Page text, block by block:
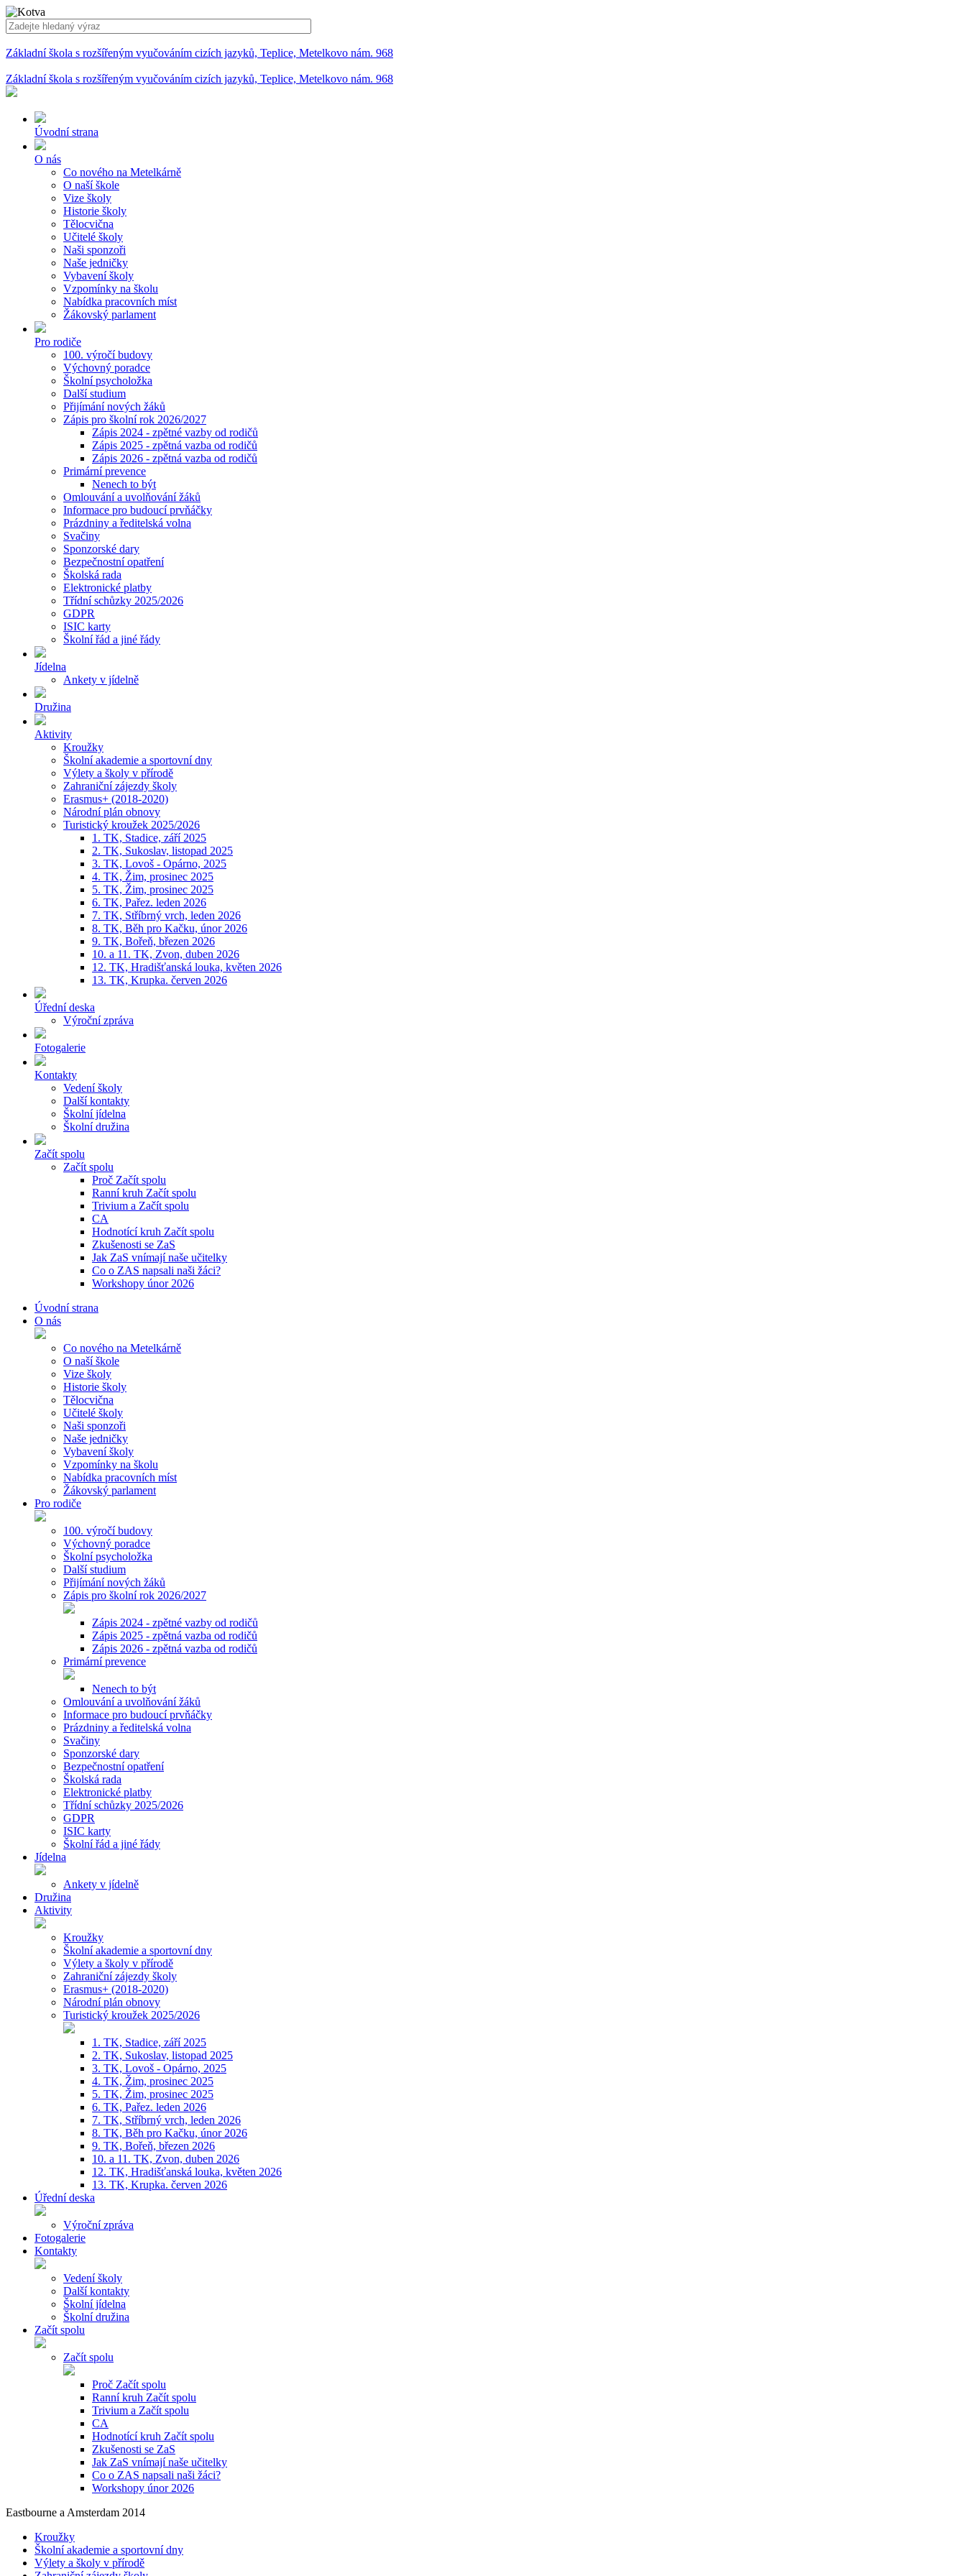
Základní škola s rozšířeným vyučováním cizích jazyků, Teplice, Metelkovo nám. 968
Základní škola s rozšířeným vyučováním cizích jazyků, Teplice, Metelkovo nám. 968
Úvodní strana
O nás
Co nového na Metelkárně
O naší škole
Vize školy
Historie školy
Tělocvična
Učitelé školy
Naši sponzoři
Naše jedničky
Vybavení školy
Vzpomínky na školu
Nabídka pracovních míst
Žákovský parlament
Pro rodiče
100. výročí budovy
Výchovný poradce
Školní psycholožka
Další studium
Přijímání nových žáků
Zápis pro školní rok 2026/2027
Zápis 2024 - zpětné vazby od rodičů
Zápis 2025 - zpětná vazba od rodičů
Zápis 2026 - zpětná vazba od rodičů
Primární prevence
Nenech to být
Omlouvání a uvolňování žáků
Informace pro budoucí prvňáčky
Prázdniny a ředitelská volna
Svačiny
Sponzorské dary
Bezpečnostní opatření
Školská rada
Elektronické platby
Třídní schůzky 2025/2026
GDPR
ISIC karty
Školní řád a jiné řády
Jídelna
Ankety v jídelně
Družina
Aktivity
Kroužky
Školní akademie a sportovní dny
Výlety a školy v přírodě
Zahraniční zájezdy školy
Erasmus+ (2018-2020)
Národní plán obnovy
Turistický kroužek 2025/2026
1. TK, Stadice, září 2025
2. TK, Sukoslav, listopad 2025
3. TK, Lovoš - Opárno, 2025
4. TK, Žim, prosinec 2025
5. TK, Žim, prosinec 2025
6. TK, Pařez. leden 2026
7. TK, Stříbrný vrch, leden 2026
8. TK, Běh pro Kačku, únor 2026
9. TK, Bořeň, březen 2026
10. a 11. TK, Zvon, duben 2026
12. TK, Hradišťanská louka, květen 2026
13. TK, Krupka. červen 2026
Úřední deska
Výroční zpráva
Fotogalerie
Kontakty
Vedení školy
Další kontakty
Školní jídelna
Školní družina
Začít spolu
Začít spolu
Proč Začít spolu
Ranní kruh Začít spolu
Trivium a Začít spolu
CA
Hodnotící kruh Začít spolu
Zkušenosti se ZaS
Jak ZaS vnímají naše učitelky
Co o ZAS napsali naši žáci?
Workshopy únor 2026
Úvodní strana
O nás
Co nového na Metelkárně
O naší škole
Vize školy
Historie školy
Tělocvična
Učitelé školy
Naši sponzoři
Naše jedničky
Vybavení školy
Vzpomínky na školu
Nabídka pracovních míst
Žákovský parlament
Pro rodiče
100. výročí budovy
Výchovný poradce
Školní psycholožka
Další studium
Přijímání nových žáků
Zápis pro školní rok 2026/2027
Zápis 2024 - zpětné vazby od rodičů
Zápis 2025 - zpětná vazba od rodičů
Zápis 2026 - zpětná vazba od rodičů
Primární prevence
Nenech to být
Omlouvání a uvolňování žáků
Informace pro budoucí prvňáčky
Prázdniny a ředitelská volna
Svačiny
Sponzorské dary
Bezpečnostní opatření
Školská rada
Elektronické platby
Třídní schůzky 2025/2026
GDPR
ISIC karty
Školní řád a jiné řády
Jídelna
Ankety v jídelně
Družina
Aktivity
Kroužky
Školní akademie a sportovní dny
Výlety a školy v přírodě
Zahraniční zájezdy školy
Erasmus+ (2018-2020)
Národní plán obnovy
Turistický kroužek 2025/2026
1. TK, Stadice, září 2025
2. TK, Sukoslav, listopad 2025
3. TK, Lovoš - Opárno, 2025
4. TK, Žim, prosinec 2025
5. TK, Žim, prosinec 2025
6. TK, Pařez. leden 2026
7. TK, Stříbrný vrch, leden 2026
8. TK, Běh pro Kačku, únor 2026
9. TK, Bořeň, březen 2026
10. a 11. TK, Zvon, duben 2026
12. TK, Hradišťanská louka, květen 2026
13. TK, Krupka. červen 2026
Úřední deska
Výroční zpráva
Fotogalerie
Kontakty
Vedení školy
Další kontakty
Školní jídelna
Školní družina
Začít spolu
Začít spolu
Proč Začít spolu
Ranní kruh Začít spolu
Trivium a Začít spolu
CA
Hodnotící kruh Začít spolu
Zkušenosti se ZaS
Jak ZaS vnímají naše učitelky
Co o ZAS napsali naši žáci?
Workshopy únor 2026
Eastbourne a Amsterdam 2014
Kroužky
Školní akademie a sportovní dny
Výlety a školy v přírodě